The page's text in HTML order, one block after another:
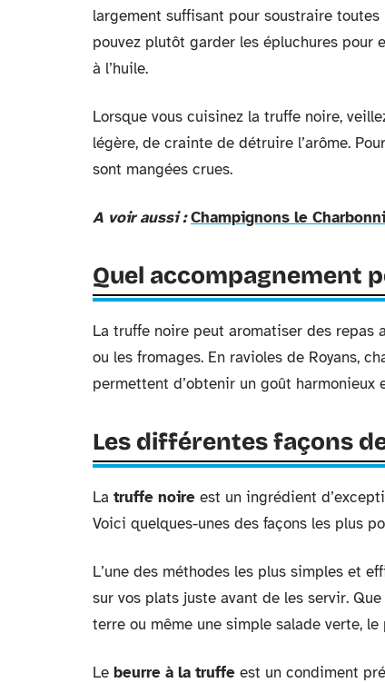
largement suffisant pour soustraire
pouvez plutôt garder les épluchures pour
à l’huile.
Lorsque vous cuisinez la truffe noire,
légère, de crainte de détruire l’arôme.
sont mangées crues.
A voir aussi : Champignons le
Quel accompagnement
La truffe noire peut aromatiser des repas
ou les fromages. En ravioles de Royans,
permettent d’obtenir un goût harmonieux
Les différentes façons
La truffe noire est un ingrédient
Voici quelques-unes des façons les plus
L’une des méthodes les plus simples et
sur vos plats juste avant de les servir.
terre ou même une simple salade verte,
Le beurre à la truffe est un condiment